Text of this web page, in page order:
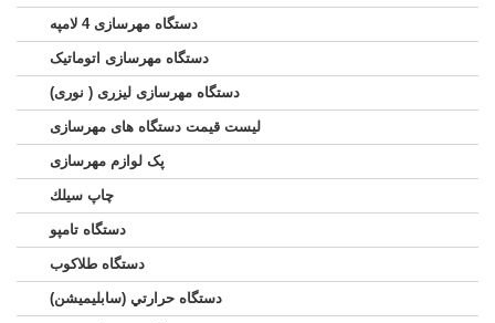
دستگاه مهرسازی 4 لامپه
دستگاه مهرسازی اتوماتیک
دستگاه مهرسازی لیزری ( نوری)
لیست قیمت دستگاه های مهرسازی
پک لوازم مهرسازی
چاپ سيلك
دستگاه تامپو
دستگاه طلاکوب
دستگاه حرارتي (سابليميشن)